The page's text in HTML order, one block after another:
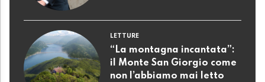
LETTURE
“La montagna incantata”:
il Monte San Giorgio come
non l’abbiamo mai letto